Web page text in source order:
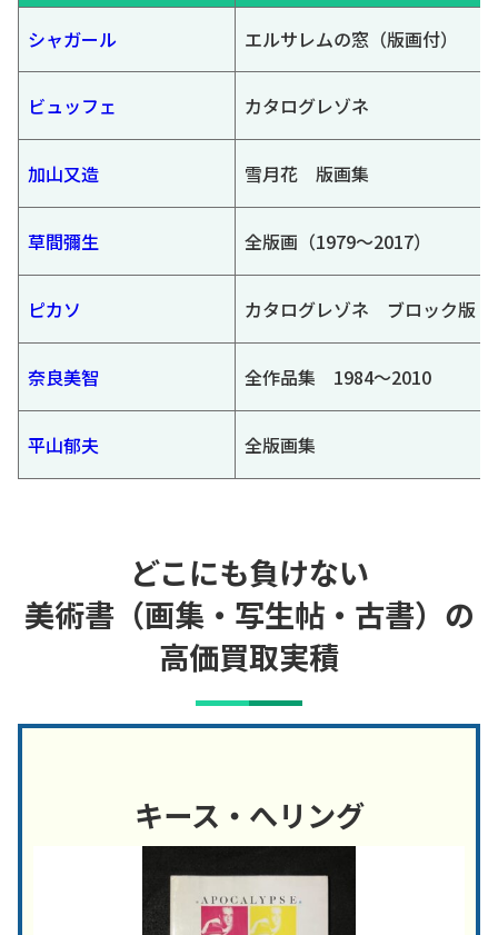
シャガール エルサレムの窓（版画付）
ビュッフェ カタログレゾネ
加山又造 雪月花 版画集
草間彌生 全版画（1979～2017）
ピカソ カタログレゾネ ブロック版
奈良美智 全作品集 1984～2010
平山郁夫 全版画集
どこにも負けない
美術書（画集・写生帖・古書）の
高価買取実積
キース・へリング